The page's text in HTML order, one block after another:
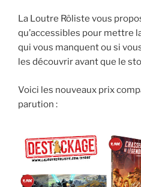
La Loutre Rôliste vous
qu’accessibles pour mettre
qui vous manquent ou si
les découvrir avant que le
Voici les nouveaux prix
parution :